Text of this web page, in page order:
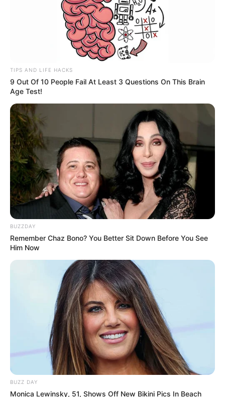
TIPS AND LIFE HACKS
9 Out Of 10 People Fail At Least 3 Questions On This Brain
Age Test!
BUZZDAY
Remember Chaz Bono? You Better Sit Down Before You See
Him Now
BUZZ DAY
Monica Lewinsky, 51, Shows Off New Bikini Pics In Beach